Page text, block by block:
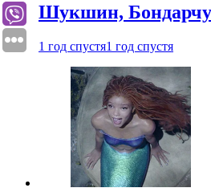
Шукшин,
1 год спустя1 год спустя